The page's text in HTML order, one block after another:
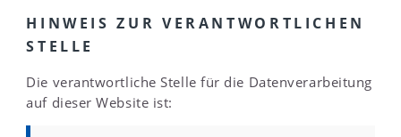
HINWEIS ZUR VERANTWORTLICHEN
STELLE
Die verantwortliche Stelle für die Datenverarbeitung
auf dieser Website ist: